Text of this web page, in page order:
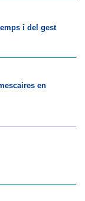
i del gest
en